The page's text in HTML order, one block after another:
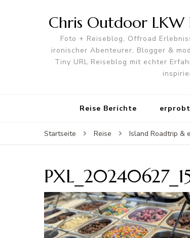
Chris Outdoor
Foto + Reiseblog, Offroad
ironischer Abenteurer, Blogger &
Tiny URL Reiseblog mit echter
Reise Berichte
Startseite Reise Island Roadtrip &